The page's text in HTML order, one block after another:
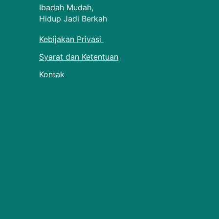
Ibadah Mudah,
Hidup Jadi Berkah
Kebijakan Privasi
Syarat dan Ketentuan
Kontak